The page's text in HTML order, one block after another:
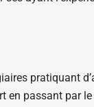
pratiquant
en passant par